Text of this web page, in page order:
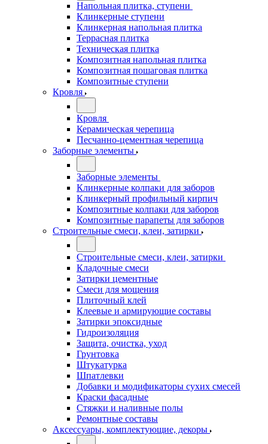
Напольная плитка, ступени
Клинкерные ступени
Клинкерная напольная плитка
Террасная плитка
Техническая плитка
Композитная напольная плитка
Композитная пошаговая плитка
Композитные ступени
Кровля
Кровля
Керамическая черепица
Песчанно-цементная черепица
Заборные элементы
Заборные элементы
Клинкерные колпаки для заборов
Клинкерный профильный кирпич
Композитные колпаки для заборов
Композитные парапеты для заборов
Строительные смеси, клеи, затирки
Строительные смеси, клеи, затирки
Кладочные смеси
Затирки цементные
Смеси для мощения
Плиточный клей
Клеевые и армирующие составы
Затирки эпоксидные
Гидроизоляция
Защита, очистка, уход
Грунтовка
Штукатурка
Шпатлевки
Добавки и модификаторы сухих смесей
Краски фасадные
Стяжки и наливные полы
Ремонтные составы
Аксессуары, комплектующие, декоры